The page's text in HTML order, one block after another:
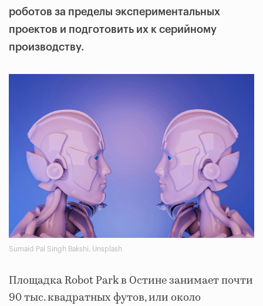
роботов за пределы экспериментальных
проектов и подготовить их к серийному
производству.
Sumaid Pal Singh Bakshi, Unsplash
Площадка Robot Park в Остине занимает почти
90 тыс. квадратных футов, или около